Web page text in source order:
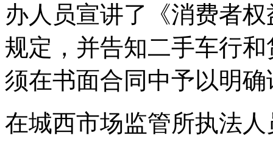
办人员宣讲了《消费者
规定，并告知二手车行
须在书面合同中予以明
在城西市场监管所执法